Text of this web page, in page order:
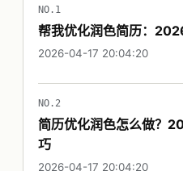
NO.1
帮我优化润色简历：
2026-04-17 20:04:20
NO.2
简历优化润色怎么做？
巧
2026-04-17 20:04:20